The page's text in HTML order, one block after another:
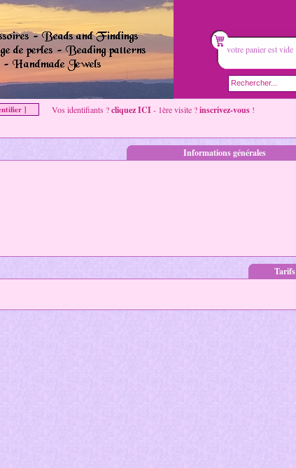
votre panier est vide
Vos identifiants ?cliquez ICI- 1ère visite ?inscrivez-vous !
Informations générales
Tarifs